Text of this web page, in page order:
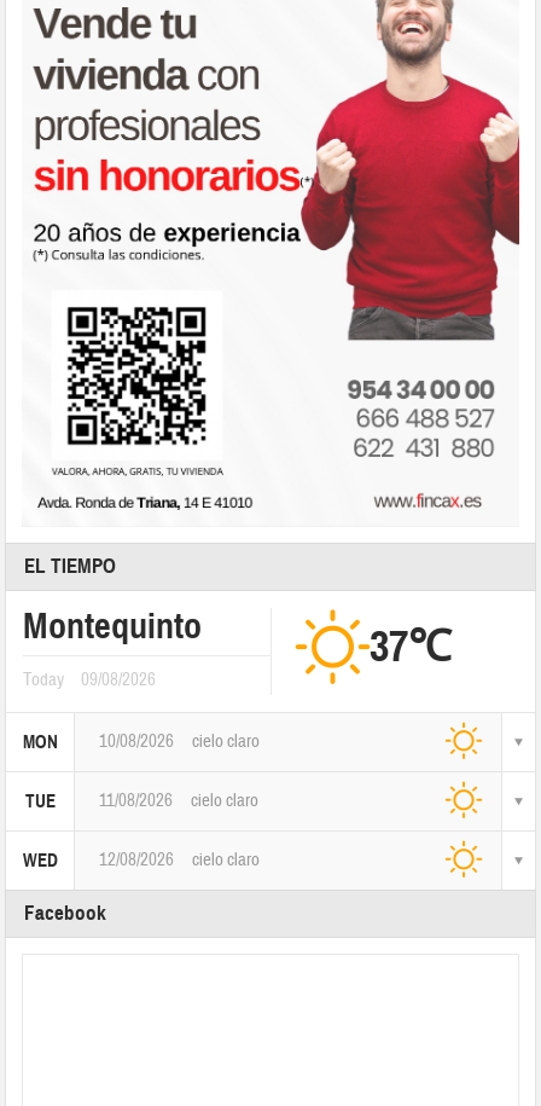
EL TIEMPO
Montequinto
Today 09/08/2026
37℃
MON 10/08/2026 cielo claro
TUE 11/08/2026 cielo claro
WED 12/08/2026 cielo claro
Facebook